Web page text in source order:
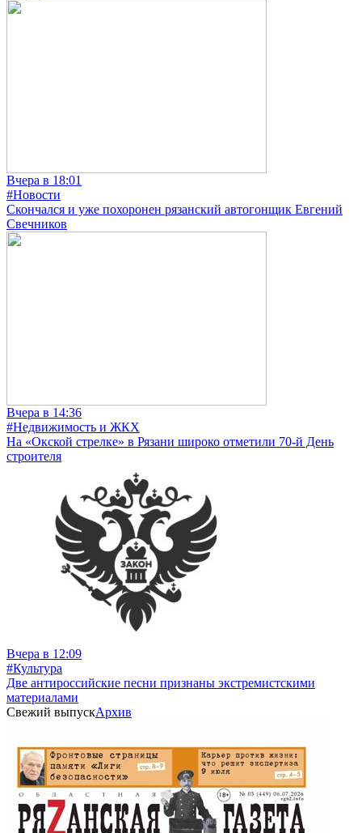
Вчера в 18:01
#Новости
Скончался и уже похоронен рязанский автогонщик Евгений
Свечников
Вчера в 14:36
#Недвижимость и ЖКХ
На «Окской стрелке» в Рязани широко отметили 70-й День
строителя
Вчера в 12:09
#Культура
Две антироссийские песни признаны экстремистскими
материалами
Свежий выпускАрхив